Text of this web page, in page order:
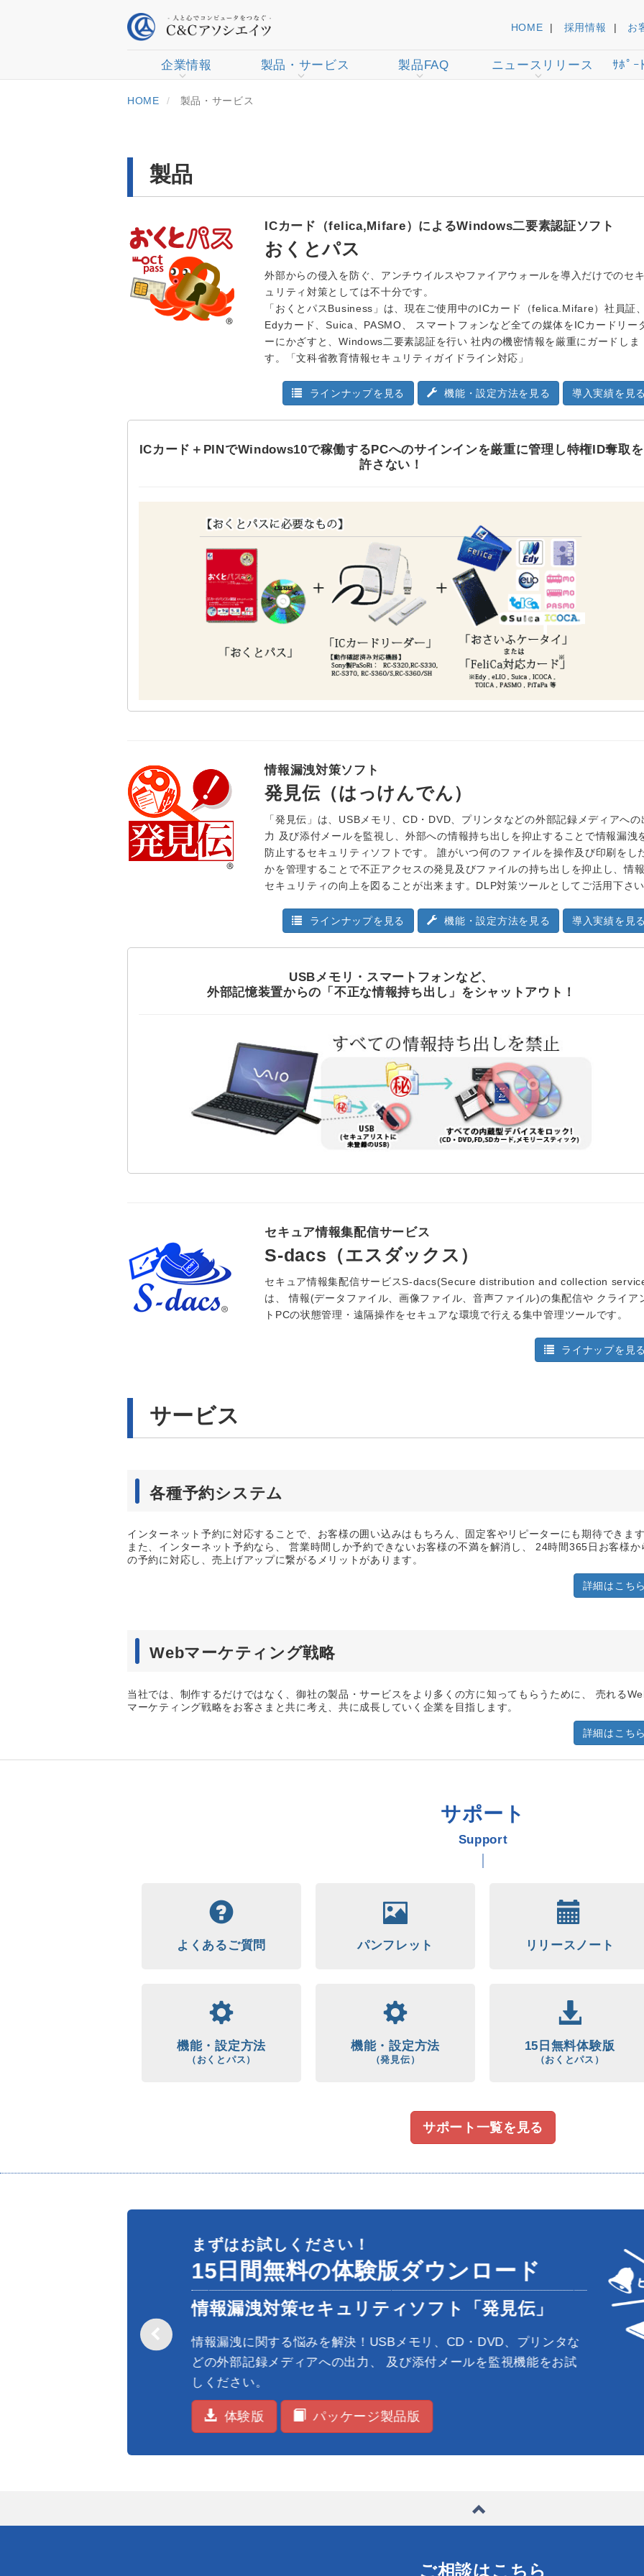
HOME 採用情報 お
企業情報 製品・サービス 製品FAQ ニュースリリース ｻﾎﾟｰ
HOME 製品・サービス
製品
ICカード（felica,Mifare）によるWindows二要素認証ソフト
おくとパス
外部からの侵入を防ぐ、アンチウイルスやファイアウォールを導入だけでのセ
ュリティ対策としては不十分です。
「おくとパスBusiness」は、現在ご使用中のICカード（felica.Mifare）社員証
Edyカード、Suica、PASMO、 スマートフォンなど全ての媒体をICカードリー
ーにかざすと、Windows二要素認証を行い 社内の機密情報を厳重にガードしま
す。「文科省教育情報セキュリティガイドライン対応」
ラインナップを見る 機能・設定方法を見る 導入実績を見
ICカード＋PINでWindows10で稼働するPCへのサインインを厳重に管理し特権ID奪取を
許さない！
情報漏洩対策ソフト
発見伝（はっけんでん）
「発見伝」は、USBメモリ、CD・DVD、プリンタなどの外部記録メディアへの
力 及び添付メールを監視し、外部への情報持ち出しを抑止することで情報漏洩
防止するセキュリティソフトです。 誰がいつ何のファイルを操作及び印刷をし
かを管理することで不正アクセスの発見及びファイルの持ち出しを抑止し、情
セキュリティの向上を図ることが出来ます。DLP対策ツールとしてご活用下さ
ラインナップを見る 機能・設定方法を見る 導入実績を見
USBメモリ・スマートフォンなど、
外部記憶装置からの「不正な情報持ち出し」をシャットアウト！
セキュア情報集配信サービス
S-dacs（エスダックス）
セキュア情報集配信サービスS-dacs(Secure distribution and collection
は、 情報(データファイル、画像ファイル、音声ファイル)の集配信や クライア
トPCの状態管理・遠隔操作をセキュアな環境で行える集中管理ツールです。
ライナップを見
サービス
各種予約システム
インターネット予約に対応することで、お客様の囲い込みはもちろん、固定客やリピーターにも期待できま
また、インターネット予約なら、 営業時間しか予約できないお客様の不満を解消し、 24時間365日お客様か
の予約に対応し、売上げアップに繋がるメリットがあります。
詳細はこち
Webマーケティング戦略
当社では、制作するだけではなく、御社の製品・サービスをより多くの方に知ってもらうために、 売れる
マーケティング戦略をお客さまと共に考え、共に成長していく企業を目指します。
詳細はこち
サポート
Support
よくあるご質問 パンフレット リリースノート
機能・設定方法
（おくとパス）
機能・設定方法
（発見伝）
15日無料体験版
（おくとパス）
サポート一覧を見る
まずはお試しください！
15日間無料の体験版ダウンロード
情報漏洩対策セキュリティソフト「発見伝」
情報漏洩に関する悩みを解決！USBメモリ、CD・DVD、プリンタな
どの外部記録メディアへの出力、 及び添付メールを監視機能をお試
しください。
体験版 パッケージ製品版
ご相談はこちら